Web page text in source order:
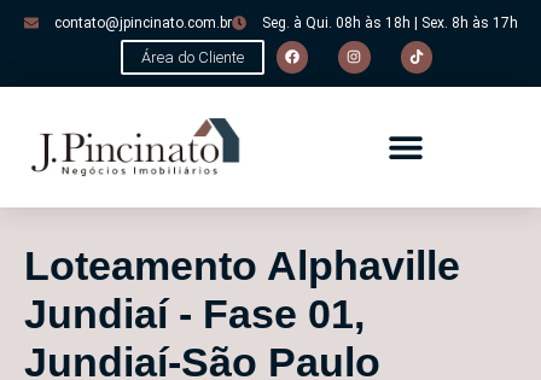
contato@jpincinato.com.br Seg. à Qui. 08h às 18h | Sex. 8h às 17h
Área do Cliente
Loteamento Alphaville
Jundiaí - Fase 01,
Jundiaí-São Paulo